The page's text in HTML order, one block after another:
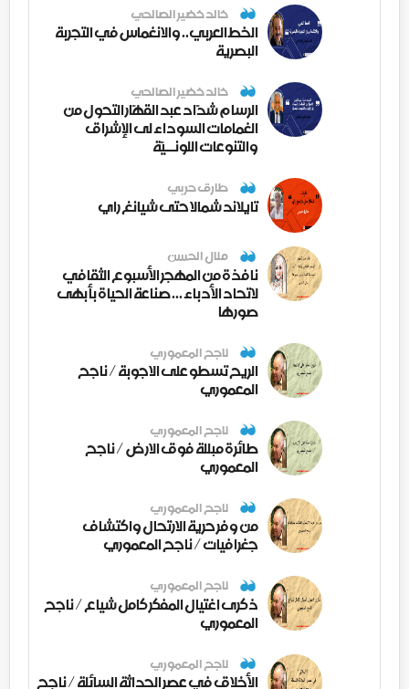
خالد خضير الصالحي
الخط العربي.. والانغماس في التجربة
البصرية
خالد خضير الصالحي
الرسام شدّاد عبد القهّار التحول من
الغمامات السوداء لى الإشراق
والتنوعات اللونــيّة
طارق حربي
تايلاند شمالا حتى شيانغ راي
منال الحسن
نافذة من المهجر الأسبوع الثقافي
لاتحاد الأدباء ... صناعة الحياة بأبهى
صورها
ناجح المعموري
الريح تسطو على الاجوبة / ناجح
المعموري
ناجح المعموري
طائرة مبللة فوق الارض / ناجح
المعموري
ناجح المعموري
من وفر حرية الارتحال واكتشاف
جغرافيات / ناجح المعموري
ناجح المعموري
ذكرى اغتيال المفكر كامل شياع / ناجح
المعموري
ناجح المعموري
الأخلاق في عصر الحداثة السائلة / ناجح